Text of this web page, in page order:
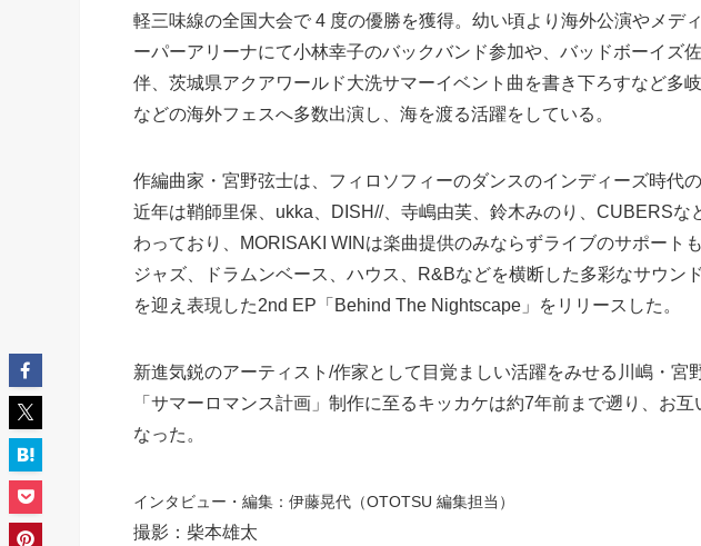
軽三味線の全国大会で 4 度の優勝を獲得。幼い頃より海外公演やメデ
ーパーアリーナにて小林幸子のバックバンド参加や、バッドボーイズ
伴、茨城県アクアワールド大洗サマーイベント曲を書き下ろすなど多
などの海外フェスへ多数出演し、海を渡る活躍をしている。
作編曲家・宮野弦士は、フィロソフィーのダンスのインディーズ時代
近年は鞘師里保、ukka、DISH//、寺嶋由芙、鈴木みのり、CUBERSな
わっており、MORISAKI WINは楽曲提供のみならずライブのサポート
ジャズ、ドラムンベース、ハウス、R&Bなどを横断した多彩なサウン
を迎え表現した2nd EP「Behind The Nightscape」をリリースした。
新進気鋭のアーティスト/作家として目覚ましい活躍をみせる川嶋・宮
「サマーロマンス計画」制作に至るキッカケは約7年前まで遡り、お
なった。
インタビュー・編集：伊藤晃代（OTOTSU 編集担当）
撮影：柴本雄太